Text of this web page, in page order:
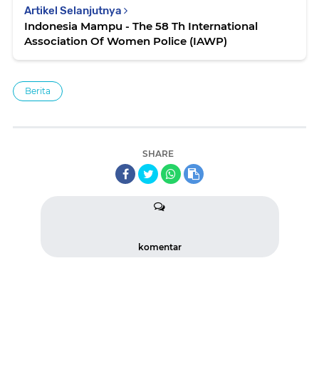
Artikel Selanjutnya
Indonesia Mampu - The 58 Th International
Association Of Women Police (IAWP)
Berita
SHARE
komentar